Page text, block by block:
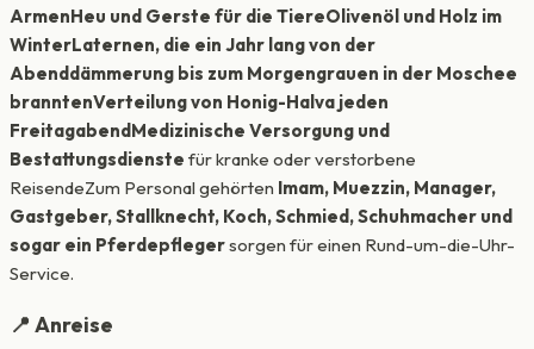
ArmenHeu und Gerste für die TiereOlivenöl und Holz im
WinterLaternen, die ein Jahr lang von der
Abenddämmerung bis zum Morgengrauen in der Moschee
branntenVerteilung von Honig-Halva jeden
FreitagabendMedizinische Versorgung und
Bestattungsdienste für kranke oder verstorbene
ReisendeZum Personal gehörten Imam, Muezzin, Manager,
Gastgeber, Stallknecht, Koch, Schmied, Schuhmacher und
sogar ein Pferdepflegersorgen für einen Rund-um-die-Uhr-
Service.
📍 Anreise